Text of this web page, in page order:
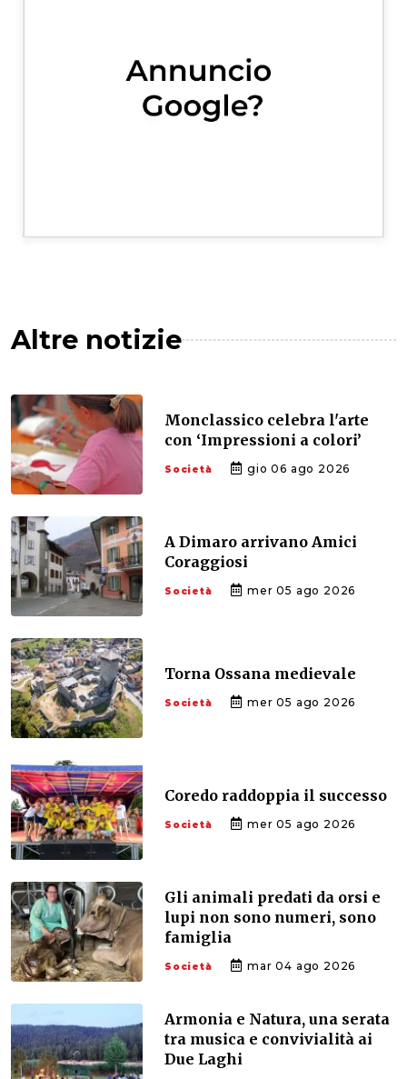
Altre notizie
Monclassico celebra l'arte
con ‘Impressioni a colori’
Società gio 06 ago 2026
A Dimaro arrivano Amici
Coraggiosi
Società mer 05 ago 2026
Torna Ossana medievale
Società mer 05 ago 2026
Coredo raddoppia il successo
Società mer 05 ago 2026
Gli animali predati da orsi e
lupi non sono numeri, sono
famiglia
Società mar 04 ago 2026
Armonia e Natura, una serata
tra musica e convivialità ai
Due Laghi